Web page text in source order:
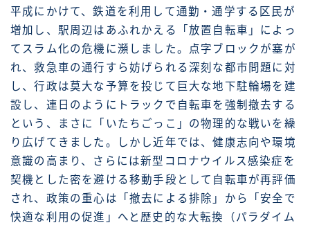
平成にかけて、鉄道を利用して通勤・通学する区民が
増加し、駅周辺はあふれかえる「放置自転車」によっ
てスラム化の危機に瀕しました。点字ブロックが塞が
れ、救急車の通行すら妨げられる深刻な都市問題に対
し、行政は莫大な予算を投じて巨大な地下駐輪場を建
設し、連日のようにトラックで自転車を強制撤去する
という、まさに「いたちごっこ」の物理的な戦いを繰
り広げてきました。しかし近年では、健康志向や環境
意識の高まり、さらには新型コロナウイルス感染症を
契機とした密を避ける移動手段として自転車が再評価
され、政策の重心は「撤去による排除」から「安全で
快適な利用の促進」へと歴史的な大転換（パラダイム